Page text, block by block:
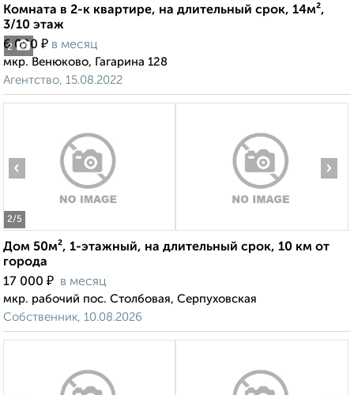
2
Комната в 2-к квартире, на длительный срок, 14м²,
3/10 этаж
6 000 ₽ в месяц
мкр. Венюково, Гагарина 128
Агентство, 15.08.2022
2/5
‹ ›
Дом 50м², 1-этажный, на длительный срок, 10 км от
города
17 000 ₽ в месяц
мкр. рабочий пос. Столбовая, Серпуховская
Собственник, 10.08.2026